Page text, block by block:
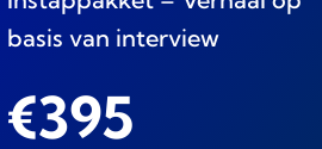
basis van interview
€395